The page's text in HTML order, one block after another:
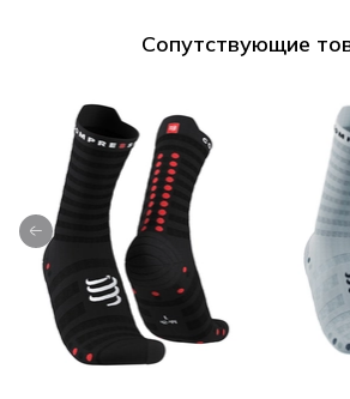
Сопутствующие